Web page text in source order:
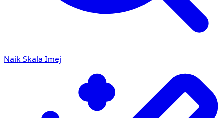
Naik Skala Imej